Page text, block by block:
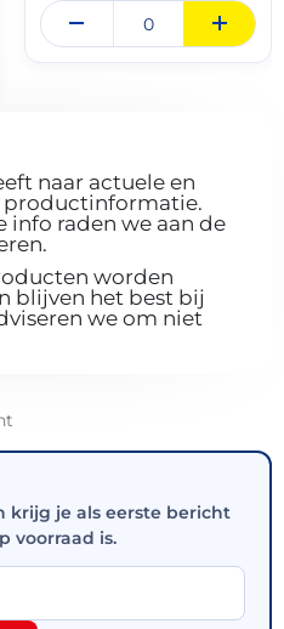
naar actuele en
productinformatie.
info raden we aan de
worden
blijven het best bij
we om niet
krijg je als eerste bericht
voorraad is.